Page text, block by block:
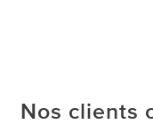
Nos clients